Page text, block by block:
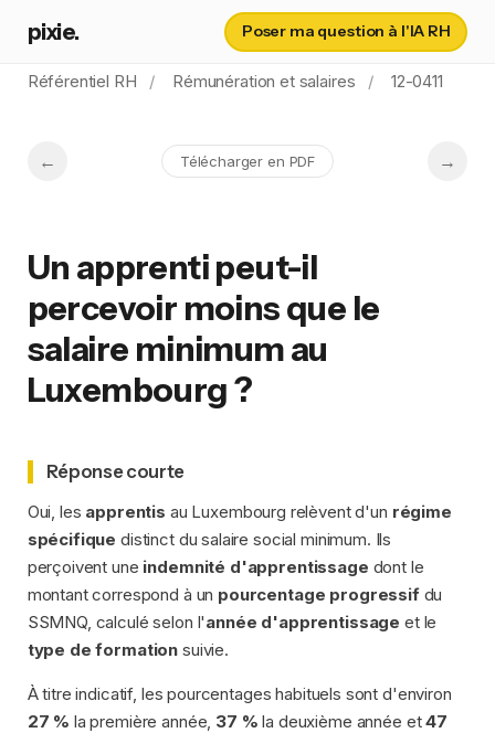
pixie. Poser ma question à l'IA RH
Référentiel RH Rémunération et salaires 12-0411
Télécharger en PDF
Un apprenti peut-il
percevoir moins que le
salaire minimum au
Luxembourg ?
Réponse courte
Oui, les apprentis au Luxembourg relèvent d'un régime
spécifique distinct du salaire social minimum. Ils
perçoivent une indemnité d'apprentissage dont le
montant correspond à un pourcentage progressifdu
SSMNQ, calculé selon l'année d'apprentissage et le
type de formation suivie.
À titre indicatif, les pourcentages habituels sont d'environ
27 % la première année, 37 % la deuxième année et47